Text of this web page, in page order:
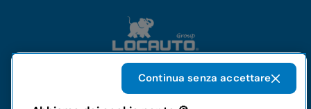
Continua senza accettare